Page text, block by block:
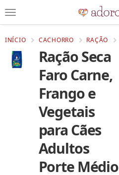
INÍCIO CACHORRO RAÇÃO
Ração Seca
Faro Carne,
Frango e
Vegetais
para Cães
Adultos
Porte Médio